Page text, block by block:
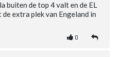
buiten de top 4 valt en de EL
extra plek van Engeland in
0